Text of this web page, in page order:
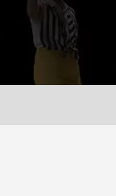
Nederlands
Português
Español
English